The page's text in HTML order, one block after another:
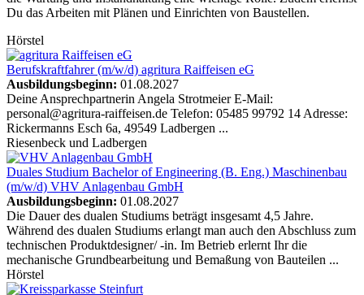
Du das Arbeiten mit Plänen und Einrichten von Baustellen.
Hörstel
Berufskraftfahrer (m/w/d) agritura Raiffeisen eG
Ausbildungsbeginn: 01.08.2027
Deine Ansprechpartnerin Angela Strotmeier E-Mail:
personal@agritura-raiffeisen.de Telefon: 05485 99792 14 Adresse:
Rickermanns Esch 6a, 49549 Ladbergen ...
Riesenbeck und Ladbergen
Duales Studium Bachelor of Engineering (B. Eng.) Maschinenbau
(m/w/d) VHV Anlagenbau GmbH
Ausbildungsbeginn: 01.08.2027
Die Dauer des dualen Studiums beträgt insgesamt 4,5 Jahre.
Während des dualen Studiums erlangt man auch den Abschluss zum
technischen Produktdesigner/ -in. Im Betrieb erlernt Ihr die
mechanische Grundbearbeitung und Bemaßung von Bauteilen ...
Hörstel